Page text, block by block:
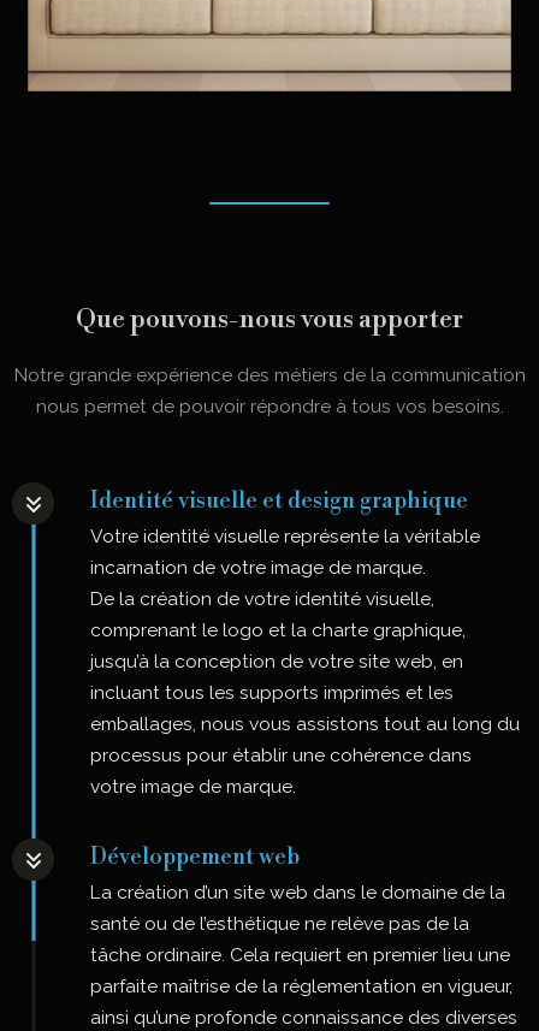
Que pouvons-nous vous apporter
Notre grande expérience des métiers de la communication
nous permet de pouvoir répondre à tous vos besoins.
Identité visuelle et design graphique
Votre identité visuelle représente la véritable
incarnation de votre image de marque.
De la création de votre identité visuelle,
comprenant le logo et la charte graphique,
jusqu’à la conception de votre site web, en
incluant tous les supports imprimés et les
emballages, nous vous assistons tout au long du
processus pour établir une cohérence dans
votre image de marque.
Développement web
La création d’un site web dans le domaine de la
santé ou de l’esthétique ne relève pas de la
tâche ordinaire. Cela requiert en premier lieu une
parfaite maîtrise de la réglementation en vigueur,
ainsi qu’une profonde connaissance des diverses